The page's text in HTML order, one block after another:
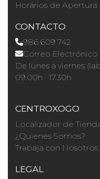
Horários de Apertura
CONTACTO
986 609 742
Correo Electrónico
De lunes a viernes
09.00h · 17.30h
CENTROXOGO
Localizador de
¿Quienes Somos?
Trabaja con Nosotros
LEGAL